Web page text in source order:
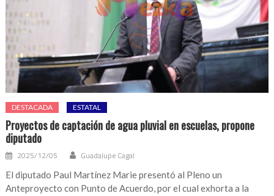
DESTACADA ESTATAL
Proyectos de captación de agua pluvial en escuelas, propone
diputado
2025/12/05 Guadalupe Cagal
El diputado Paul Martínez Marie presentó al Pleno un
Anteproyecto con Punto de Acuerdo, por el cual exhorta a la